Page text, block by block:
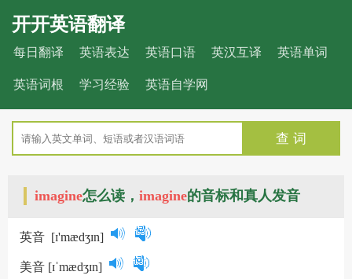
开开英语翻译
每日翻译 英语表达 英语口语 英汉互译 英语单词
英语词根 学习经验 英语自学网
查 词
imagine怎么读， imagine的音标和真人发音
英音 [ɪ'mædʒɪn]
美音 [ɪˈmædʒɪn]